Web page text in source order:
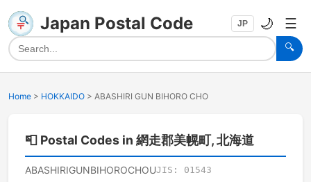
Japan Postal Code
🔍
JP 🌙 ☰
Home > HOKKAIDO > ABASHIRI GUN BIHORO CHO
📮 Postal Codes in 網走郡美幌町, 北海道
ABASHIRIGUNBIHOROCHOUJIS: 01543